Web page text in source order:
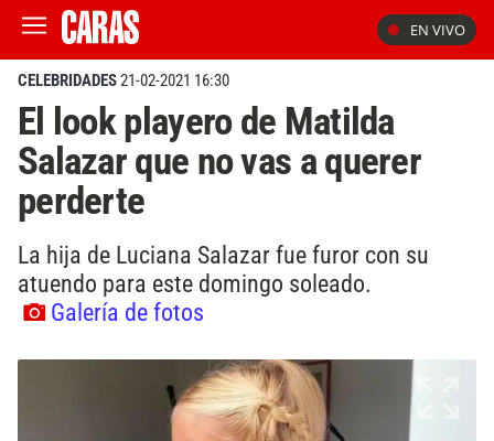
EN VIVO
CELEBRIDADES21-02-2021 16:30
El look playero de Matilda
Salazar que no vas a querer
perderte
La hija de Luciana Salazar fue furor con su
atuendo para este domingo soleado.
Galería de fotos